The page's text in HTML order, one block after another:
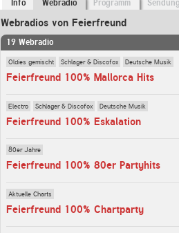
Info Webradio Programm
Webradios von Feierfreund
19 Webradio
Oldies gemischt Schlager & Discofox Deutsche Musik
Feierfreund 100% Mallorca Hits
Electro Schlager & Discofox Deutsche Musik
Feierfreund 100% Eskalation
80er Jahre
Feierfreund 100% 80er Partyhits
Aktuelle Charts
Feierfreund 100% Chartparty